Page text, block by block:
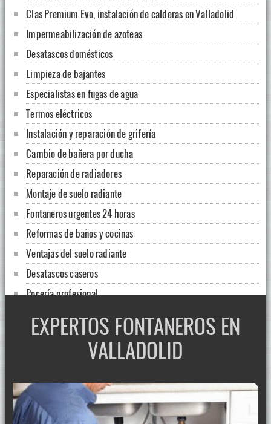
Clas Premium Evo, instalación de calderas en Valladolid
Impermeabilización de azoteas
Desatascos domésticos
Limpieza de bajantes
Especialistas en fugas de agua
Termos eléctricos
Instalación y reparación de grifería
Cambio de bañera por ducha
Reparación de radiadores
Montaje de suelo radiante
Fontaneros urgentes 24 horas
Reformas de baños y cocinas
Ventajas del suelo radiante
Desatascos caseros
Pocería profesional
¿Desea saber cómo limpiar las tuberías de su casa?
Cómo se impide el mal olor del fregadero
Fontaneros 24 horas: desatascos de fregaderos
Rehabilitación de bajantes
EXPERTOS FONTANEROS EN
VALLADOLID